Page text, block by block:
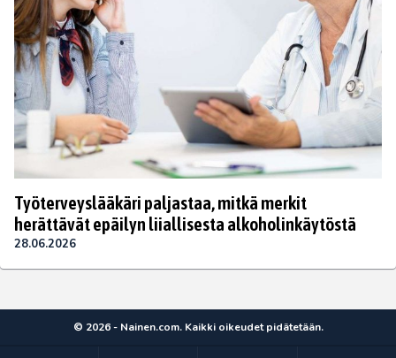
Työterveyslääkäri paljastaa, mitkä merkit
herättävät epäilyn liiallisesta alkoholinkäytöstä
28.06.2026
© 2026 - Nainen.com. Kaikki oikeudet pidätetään.